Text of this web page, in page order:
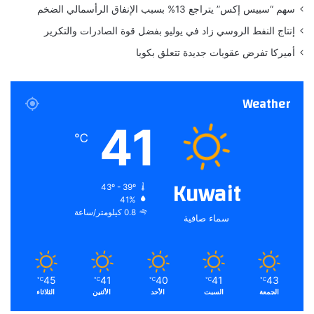
سهم “سبيس إكس” يتراجع 13% بسبب الإنفاق الرأسمالي الضخم
إنتاج النفط الروسي زاد في يوليو بفضل قوة الصادرات والتكرير
أميركا تفرض عقوبات جديدة تتعلق بكوبا
Weather
Kuwait
سماء صافية
41
℃
43º - 39º
41%
0.8 كيلومتر/ساعة
43
℃
الجمعة
41
℃
السبت
40
℃
الأحد
41
℃
الأثنين
45
℃
الثلاثاء